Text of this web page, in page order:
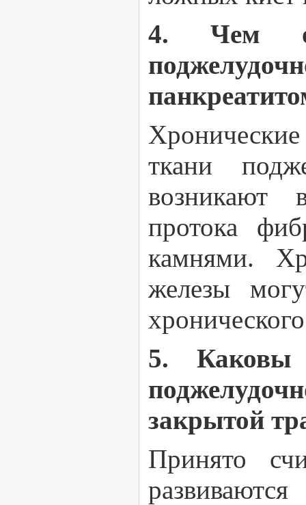
4. Чем
ткани
возникают
протока
камнями.
железы
5. Каковы
закрытой
Принято